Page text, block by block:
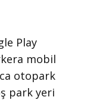
Play
mobil
otopark
park yeri